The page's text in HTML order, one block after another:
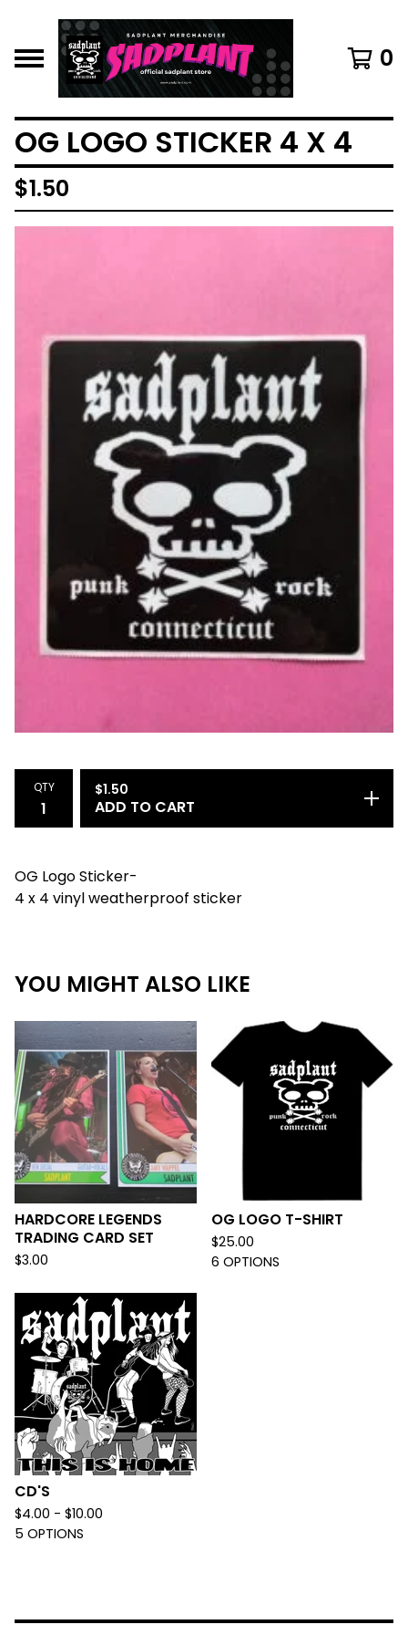
0
OG LOGO STICKER 4 X 4
$1.50
QTY $1.50
ADD TO CART
OG Logo Sticker-
4 x 4 vinyl weatherproof sticker
YOU MIGHT ALSO LIKE
HARDCORE LEGENDS
TRADING CARD SET
$3.00
OG LOGO T-SHIRT
$25.00
6 OPTIONS
CD'S
$4.00 - $10.00
5 OPTIONS